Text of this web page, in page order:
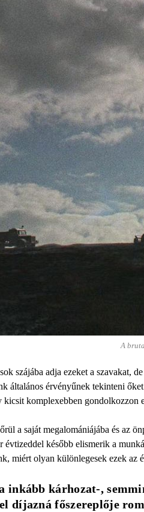
A
szájába adja ezeket a szavakat,
általános érvényűnek tekinteni
kicsit komplexebben gondolkozzon
a saját megalomániájába és az
évtizeddel később elismerik a
miért olyan különlegesek ezek az
inkább kárhozat-,
díjazná főszereplője